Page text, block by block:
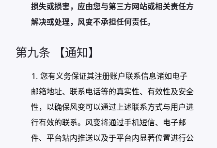
损失或损害，应由您与第三方网站或相关责任方
解决或处理，风变不承担任何责任。
第九条 【通知】
您有义务保证其注册账户联系信息诸如电子
邮箱地址、联系电话等的真实性、有效性及安全
性，以确保风变可以通过上述联系方式与用户进
行有效的联系。风变将通过手机短信、电子邮
件、平台站内推送以及于平台内显著位置进行公